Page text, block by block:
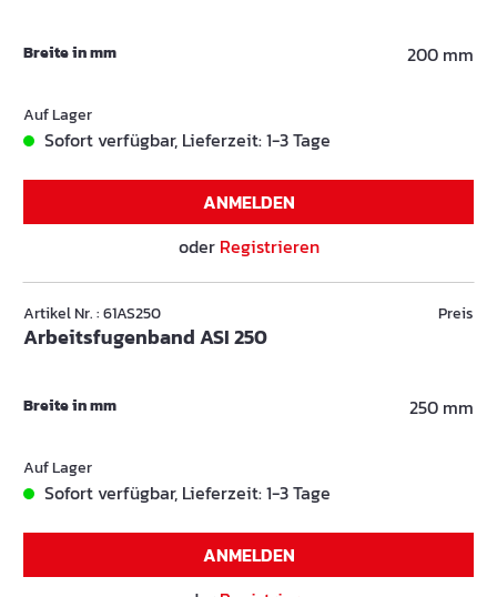
Breite in mm 200 mm
Auf Lager
Sofort verfügbar, Lieferzeit: 1-3 Tage
ANMELDEN
oder Registrieren
Artikel Nr. : 61AS250
Arbeitsfugenband ASI 250
Preis
Breite in mm 250 mm
Auf Lager
Sofort verfügbar, Lieferzeit: 1-3 Tage
ANMELDEN